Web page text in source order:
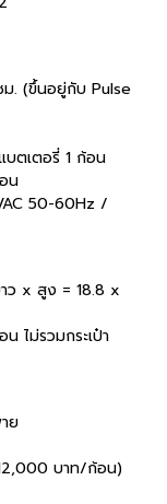
ม. (ขึ้นอยู่กับ Pulse
บตเตอรี่ 1 ก้อน
น
50-60Hz /
ว x สูง = 18.8 x
ไม่รวมกระเป๋า
ย
บาท/ก้อน)